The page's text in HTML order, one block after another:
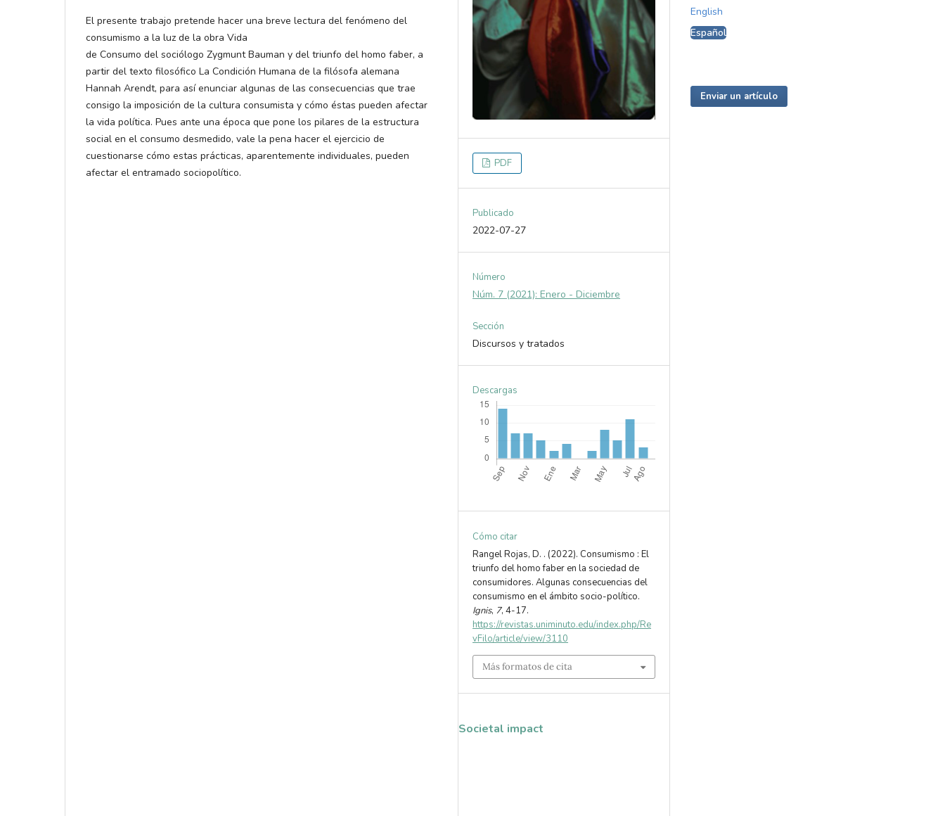
El presente trabajo pretende hacer una breve lectura del fenómeno del
consumismo a la luz de la obra Vida
de Consumo del sociólogo Zygmunt Bauman y del triunfo del homo faber, a
partir del texto filosófico La Condición Humana de la filósofa alemana
Hannah Arendt, para así enunciar algunas de las consecuencias que trae
consigo la imposición de la cultura consumista y cómo éstas pueden afectar
la vida política. Pues ante una época que pone los pilares de la estructura
social en el consumo desmedido, vale la pena hacer el ejercicio de
cuestionarse cómo estas prácticas, aparentemente individuales, pueden
afectar el entramado sociopolítico.
PDF
Publicado
2022-07-27
Número
Núm. 7 (2021): Enero - Diciembre
Sección
Discursos y tratados
Descargas
Cómo citar
Rangel Rojas, D. . (2022). Consumismo : El
triunfo del homo faber en la sociedad de
consumidores. Algunas consecuencias del
consumismo en el ámbito socio-político.
Ignis, 7, 4-17.
https://revistas.uniminuto.edu/index.php/Re
vFilo/article/view/3110
Más formatos de cita
Societal impact
English
Español
Enviar un artículo